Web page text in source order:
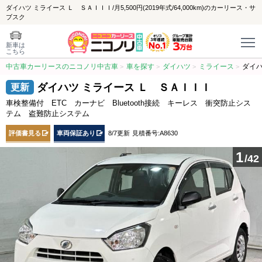
ダイハツ ミライース Ｌ ＳＡＩＩＩ/月5,500円(2019年式/64,000km)のカーリース・サ
ブスク
新車は
こちら
中古車カーリースのニコノリ中古車 車を探す ダイハツ ミライース ダイ
ダイハツ ミライース Ｌ ＳＡＩＩＩ
車検整備付 ETC カーナビ Bluetooth接続 キーレス 衝突防止シス
テム 盗難防止システム
評価書見る 車両保証あり 8/7更新 見積番号:A8630
1/42